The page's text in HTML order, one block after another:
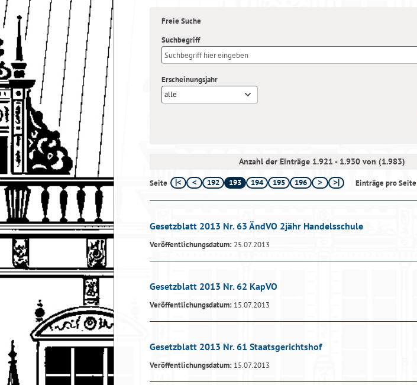
Freie Suche
Suchbegriff
Erscheinungsjahr
alle
Anzahl der Einträge 1.921 - 1.930 von (1.983)
Seite 192 193 194 195 196 Einträge pro Seite
Gesetzblatt 2013 Nr. 63 ÄndVO 2jähr Handelsschule
Veröffentlichungsdatum: 25.07.2013
Gesetzblatt 2013 Nr. 62 KapVO
Veröffentlichungsdatum: 15.07.2013
Gesetzblatt 2013 Nr. 61 Staatsgerichtshof
Veröffentlichungsdatum: 15.07.2013